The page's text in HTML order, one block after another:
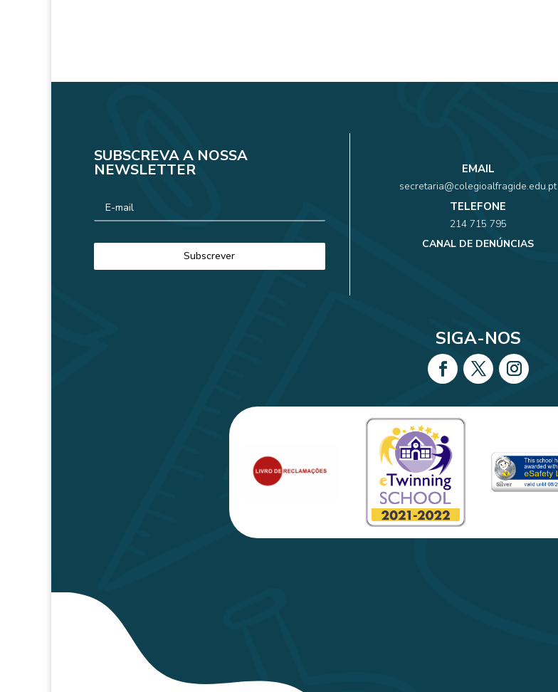
SUBSCREVA A NOSSA
NEWSLETTER EMAIL
secretaria@colegioalfragide.edu.pt
TELEFONE
214 715 795
CANAL DE DENÚNCIAS
SIGA-NOS